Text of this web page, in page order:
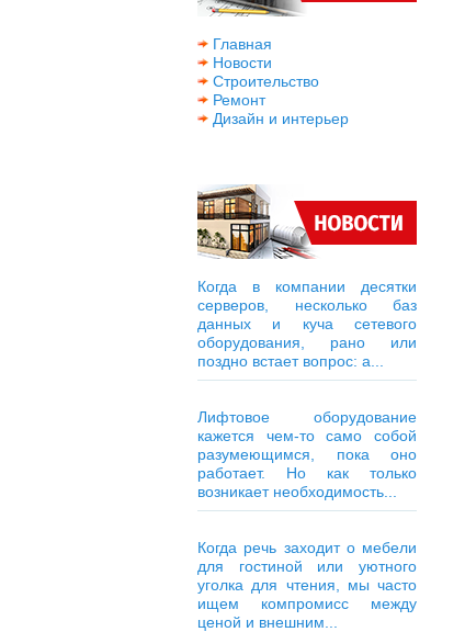
Главная
Новости
Строительство
Ремонт
Дизайн и интерьер
Когда в компании десятки
серверов, несколько баз
данных и куча сетевого
оборудования, рано или
поздно встает вопрос: а...
Лифтовое оборудование
кажется чем-то само собой
разумеющимся, пока оно
работает. Но как только
возникает необходимость...
Когда речь заходит о мебели
для гостиной или уютного
уголка для чтения, мы часто
ищем компромисс между
ценой и внешним...